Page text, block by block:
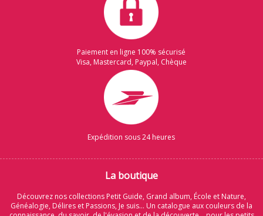
Paiement en ligne 100% sécurisé
Visa, Mastercard, Paypal, Chèque
Expédition sous 24 heures
La boutique
Découvrez nos collections Petit Guide, Grand album, École et Nature,
Généalogie, Délires et Passions, Je suis... Un catalogue aux couleurs de la